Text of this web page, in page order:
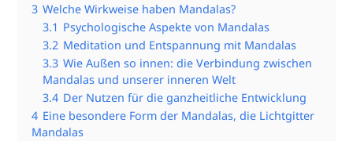
3 Welche Wirkweise haben Mandalas?
3.1 Psychologische Aspekte von Mandalas
3.2 Meditation und Entspannung mit Mandalas
3.3 Wie Außen so innen: die Verbindung zwischen
Mandalas und unserer inneren Welt
3.4 Der Nutzen für die ganzheitliche Entwicklung
4 Eine besondere Form der Mandalas, die Lichtgitter
Mandalas